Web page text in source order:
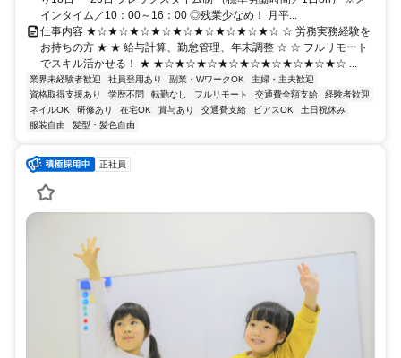
インタイム／10：00～16：00 ◎残業少なめ！ 月平...
仕事内容 ★☆★☆★☆★☆★☆★☆★☆★☆★☆ ☆ 労務実務経験を
お持ちの方 ★ ★ 給与計算、勤怠管理、年末調整 ☆ ☆ フルリモート
でスキル活かせる！ ★ ★☆★☆★☆★☆★☆★☆★☆★☆★☆ ...
業界未経験者歓迎 社員登用あり 副業・WワークOK
主婦・主夫歓迎
資格取得支援あり
学歴不問 転勤なし フルリモート 交通費全額支給
経験者歓迎
ネイルOK
研修あり 在宅OK 賞与あり 交通費支給 ピアスOK
土日祝休み
服装自由
髪型・髪色自由
正社員